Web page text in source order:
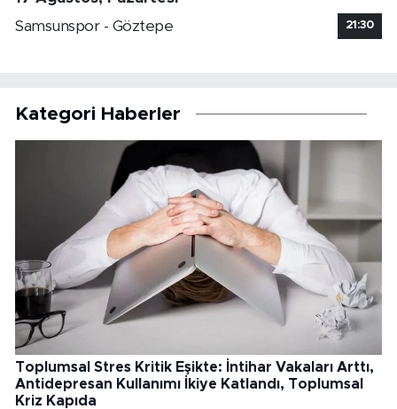
Samsunspor - Göztepe
21:30
Kategori Haberler
Toplumsal Stres Kritik Eşikte: İntihar Vakaları Arttı,
Antidepresan Kullanımı İkiye Katlandı, Toplumsal
Kriz Kapıda